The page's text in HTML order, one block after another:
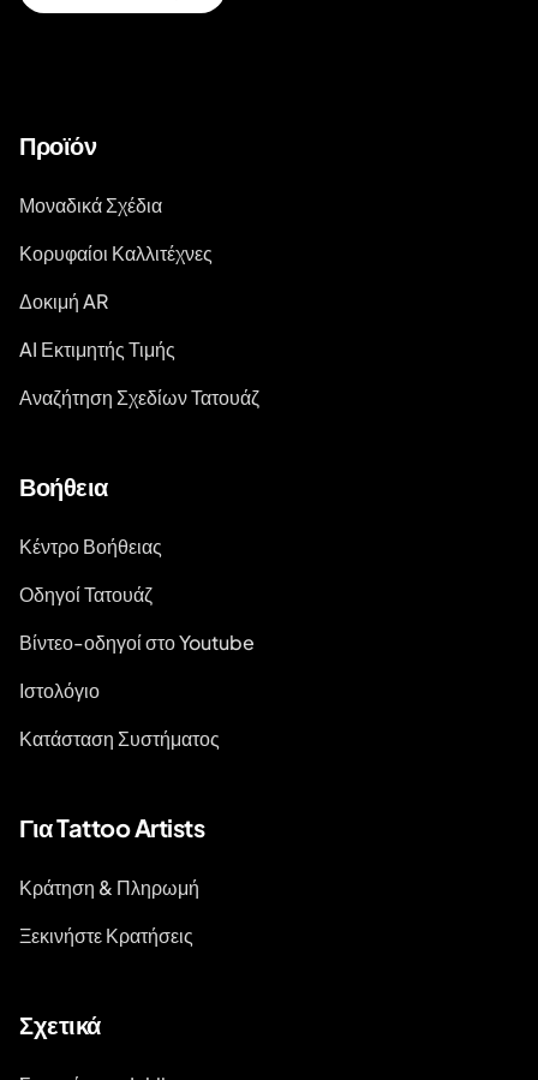
Προϊόν
Μοναδικά Σχέδια
Κορυφαίοι Καλλιτέχνες
Δοκιμή AR
AI Εκτιμητής Τιμής
Αναζήτηση Σχεδίων Τατουάζ
Βοήθεια
Κέντρο Βοήθειας
Οδηγοί Τατουάζ
Βίντεο-οδηγοί στο Youtube
Ιστολόγιο
Κατάσταση Συστήματος
Για Tattoo Artists
Κράτηση & Πληρωμή
Ξεκινήστε Κρατήσεις
Σχετικά